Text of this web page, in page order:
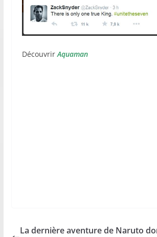
Découvrir Aquaman
La dernière aventure de Naruto